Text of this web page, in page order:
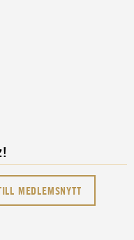
MEDLEMSNYTT